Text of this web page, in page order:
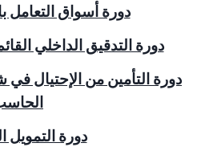
دورة أسواق التعامل
دورة التدقيق الداخلي
دورة التأمين من الإحتيال في
دورة التمويل